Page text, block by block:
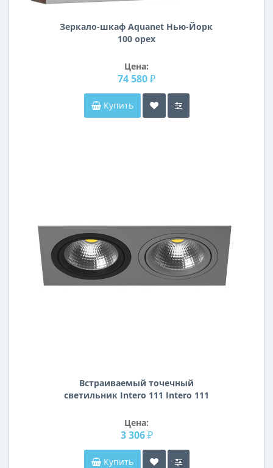
Зеркало-шкаф Aquanet Нью-Йорк
100 орех
Цена:
74 580 ₽
Купить
Встраиваемый точечный
светильник Intero 111 Intero 111
Цена:
3 306 ₽
Купить